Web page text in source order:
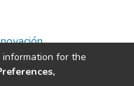
for the